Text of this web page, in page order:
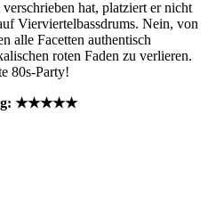
hat, platziert er nicht
Vierviertelbassdrums. Nein, von
alle Facetten authentisch
roten Faden zu verlieren.
80s-Party!
★★★★★